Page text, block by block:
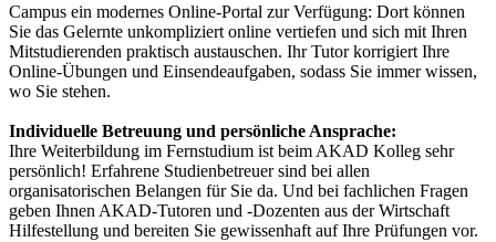
Campus ein modernes Online-Portal zur Verfügung: Dort können
Sie das Gelernte unkompliziert online vertiefen und sich mit Ihren
Mitstudierenden praktisch austauschen. Ihr Tutor korrigiert Ihre
Online-Übungen und Einsendeaufgaben, sodass Sie immer wissen,
wo Sie stehen.
Individuelle Betreuung und persönliche Ansprache:
Ihre Weiterbildung im Fernstudium ist beim AKAD Kolleg sehr
persönlich! Erfahrene Studienbetreuer sind bei allen
organisatorischen Belangen für Sie da. Und bei fachlichen Fragen
geben Ihnen AKAD-Tutoren und -Dozenten aus der Wirtschaft
Hilfestellung und bereiten Sie gewissenhaft auf Ihre Prüfungen vor.